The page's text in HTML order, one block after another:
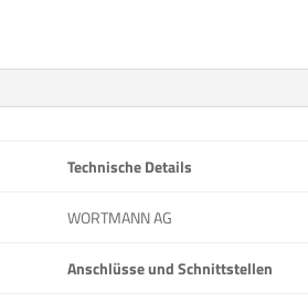
Technische Details
WORTMANN AG
Anschlüsse und Schnittstellen